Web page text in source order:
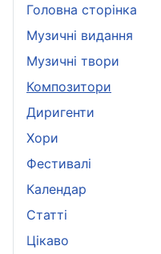
Головна сторінка
Музичні видання
Музичні твори
Композитори
Диригенти
Хори
Фестивалі
Календар
Статті
Цікаво